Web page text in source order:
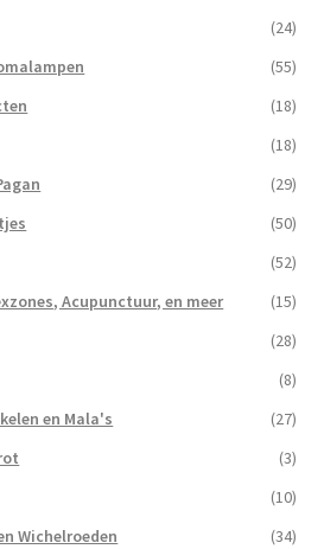
(24)
(55)
(18)
(18)
(29)
(50)
(52)
Acupunctuur, en meer
(15)
(28)
(8)
en Mala's
(27)
(3)
(10)
Wichelroeden
(34)